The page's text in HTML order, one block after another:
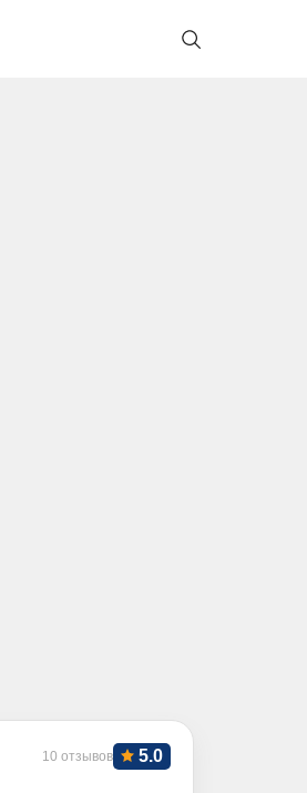
10 отзывов 5.0